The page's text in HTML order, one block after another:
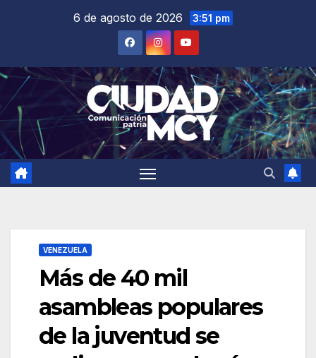
6 de agosto de 2026 3:51 pm
VENEZUELA
Más de 40 mil
asambleas populares
de la juventud se